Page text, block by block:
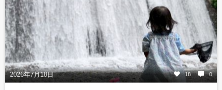
2026年7月18日 18 0